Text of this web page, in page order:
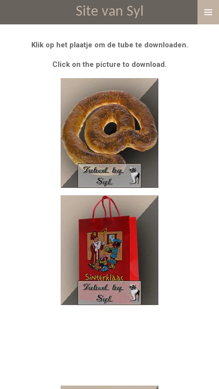
direct
Site van Syl
Klik op het plaatje om de tube te downloaden.
Click on the picture to download.